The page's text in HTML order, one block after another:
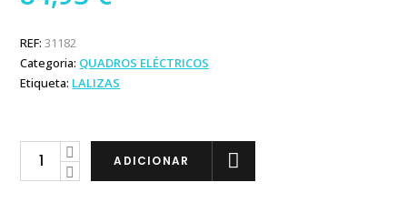
REF:31182
Categoria: QUADROS ELÉCTRICOS
Etiqueta: LALIZAS
Lalizas
ADICIONAR